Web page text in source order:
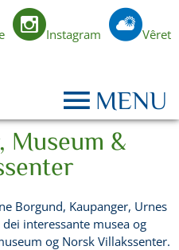
Instagram Vêret
MENU
&
Borgund, Kaupanger, Urnes
interessante musea og
og Norsk Villakssenter.